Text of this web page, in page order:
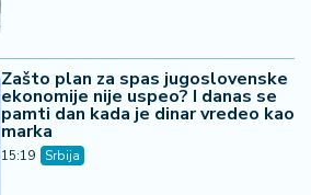
Zašto plan za spas jugoslovenske
ekonomije nije uspeo? I danas se
pamti dan kada je dinar vredeo kao
marka
15:19 Srbija